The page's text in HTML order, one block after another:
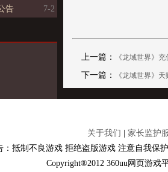
告
7-2
上一篇： 《龙域世界》
下一篇： 《龙域世界》
关于我们
家长监护
：抵制不良游戏 拒绝盗版游戏 注意自我保
Copyright®2012 360uu网页游